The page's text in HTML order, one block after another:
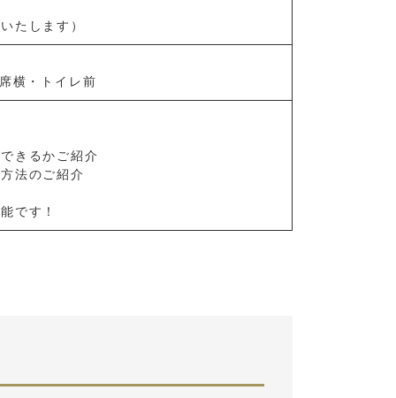
たします）
横・トイレ前
きるかご紹介
法のご紹介
です！